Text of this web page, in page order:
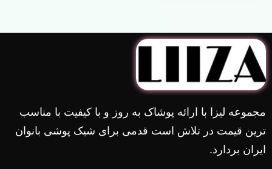
مجموعه لیزا با ارائه پوشاک به روز و با کیفیت با مناسب
ترین قیمت در تلاش است قدمی برای شیک پوشی بانوان
ایران بردارد.